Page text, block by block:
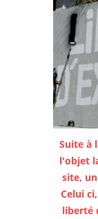
Suite à
l'objet
site,
Celui
liberté